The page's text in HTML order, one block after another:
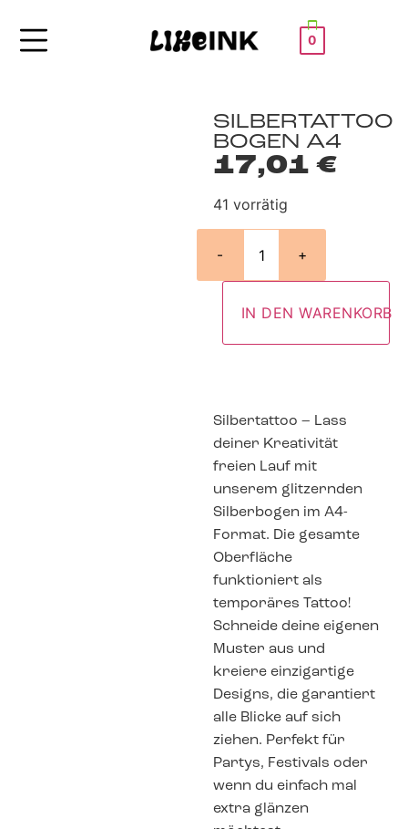
0
SILBERTATTOO
BOGEN A4
17,01 €
41 vorrätig
- +
IN DEN WARENKORB
Silbertattoo – Lass
deiner Kreativität
freien Lauf mit
unserem glitzernden
Silberbogen im A4-
Format. Die gesamte
Oberfläche
funktioniert als
temporäres Tattoo!
Schneide deine eigenen
Muster aus und
kreiere einzigartige
Designs, die garantiert
alle Blicke auf sich
ziehen. Perfekt für
Partys, Festivals oder
wenn du einfach mal
extra glänzen